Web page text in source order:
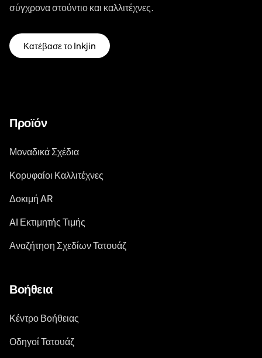
σύγχρονα στούντιο και καλλιτέχνες.
Κατέβασε το Inkjin
Προϊόν
Μοναδικά Σχέδια
Κορυφαίοι Καλλιτέχνες
Δοκιμή AR
AI Εκτιμητής Τιμής
Αναζήτηση Σχεδίων Τατουάζ
Βοήθεια
Κέντρο Βοήθειας
Οδηγοί Τατουάζ